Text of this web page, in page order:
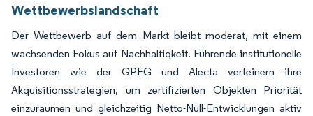
Wettbewerbslandschaft
Der Wettbewerb auf dem Markt bleibt moderat, mit einem
wachsenden Fokus auf Nachhaltigkeit. Führende institutionelle
Investoren wie der GPFG und Alecta verfeinern ihre
Akquisitionsstrategien, um zertifizierten Objekten Priorität
einzuräumen und gleichzeitig Netto-Null-Entwicklungen aktiv